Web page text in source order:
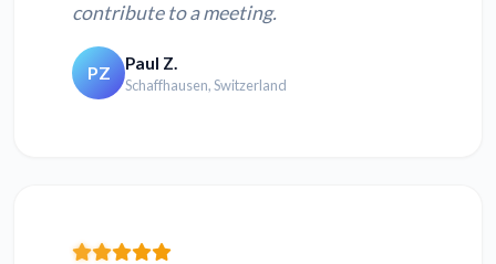
contribute to a meeting.
PZ Paul Z.
Schaffhausen, Switzerland